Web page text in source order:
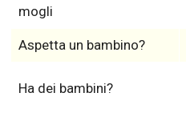
mogli
Aspetta un bambino?
Ha dei bambini?